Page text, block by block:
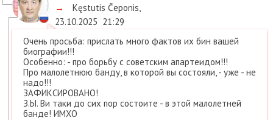
→
Kęstutis Čeponis,
23.10.2025 21:29
Очень просьба: прислать много фактов их бин вашей
биографии!!!
Особенно: - про борьбу с советским апартеидом!!!
Про малолетнюю банду, в которой вы состояли, - уже - не
надо!!!
ЗАФИКСИРОВАНО!
З.Ы. Ви таки до сих пор состоите - в этой малолетней
банде! ИМХО